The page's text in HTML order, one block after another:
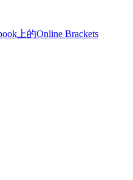
上的Online Brackets